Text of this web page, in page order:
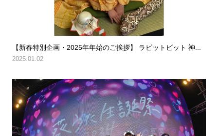
【新春特別企画・2025年年始のご挨拶】 ラビットビット 神...
2025.01.02